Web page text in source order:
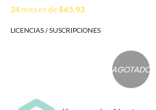
24meses de$65.93
LICENCIAS / SUSCRIPCIONES
AGOTADO